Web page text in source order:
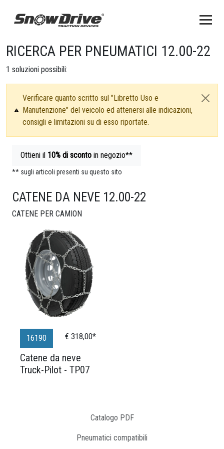
RICERCA PER PNEUMATICI 12.00-22
1 soluzioni possibili:
Verificare quanto scritto sul "Libretto Uso e
Manutenzione" del veicolo ed attenersi alle indicazioni,
consigli e limitazioni su di esso riportate.
CATENE DA NEVE 12.00-22
CATENE PER CAMION
Ottieni il 10% di sconto in negozio**
** sugli articoli presenti su questo sito
16190 € 318,00*
Catene da neve
Truck-Pilot - TP07
Catalogo PDF
Pneumatici compatibili